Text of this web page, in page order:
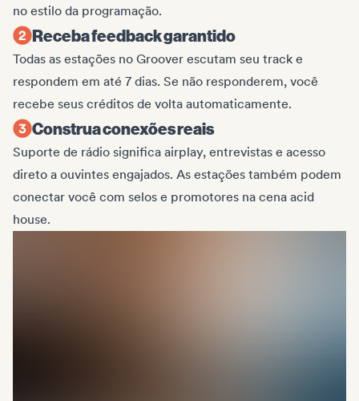
no estilo da programação.
Receba feedback garantido
Todas as estações no Groover escutam seu track e
respondem em até 7 dias. Se não responderem, você
recebe seus créditos de volta automaticamente.
Construa conexões reais
Suporte de rádio significa airplay, entrevistas e acesso
direto a ouvintes engajados. As estações também podem
conectar você com selos e promotores na cena acid
house.